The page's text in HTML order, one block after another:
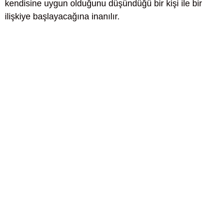
kendisine uygun olduğunu düşündüğü bir kişi ile bir
ilişkiye başlayacağına inanılır.